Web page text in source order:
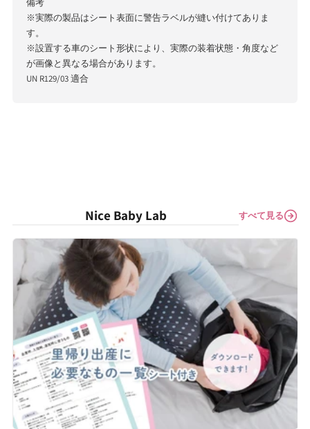
※実際の製品はシート表面に警告ラベルが縫い付けてありま
す。
※設置する車のシート形状により、実際の装着状態・角度など
が画像と異なる場合があります。
UN R129/03 適合
Nice Baby Lab すべて見る